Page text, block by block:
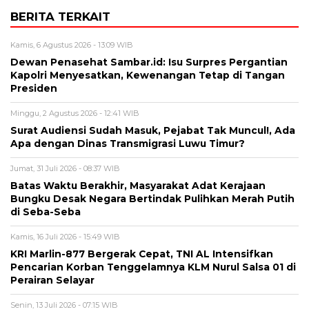
BERITA TERKAIT
Kamis, 6 Agustus 2026 - 13:09 WIB
Dewan Penasehat Sambar.id: Isu Surpres Pergantian
Kapolri Menyesatkan, Kewenangan Tetap di Tangan
Presiden
Minggu, 2 Agustus 2026 - 12:41 WIB
Surat Audiensi Sudah Masuk, Pejabat Tak Muncul!, Ada
Apa dengan Dinas Transmigrasi Luwu Timur?
Jumat, 31 Juli 2026 - 08:37 WIB
Batas Waktu Berakhir, Masyarakat Adat Kerajaan
Bungku Desak Negara Bertindak Pulihkan Merah Putih
di Seba-Seba
Kamis, 16 Juli 2026 - 15:49 WIB
KRI Marlin-877 Bergerak Cepat, TNI AL Intensifkan
Pencarian Korban Tenggelamnya KLM Nurul Salsa 01 di
Perairan Selayar
Senin, 13 Juli 2026 - 07:15 WIB